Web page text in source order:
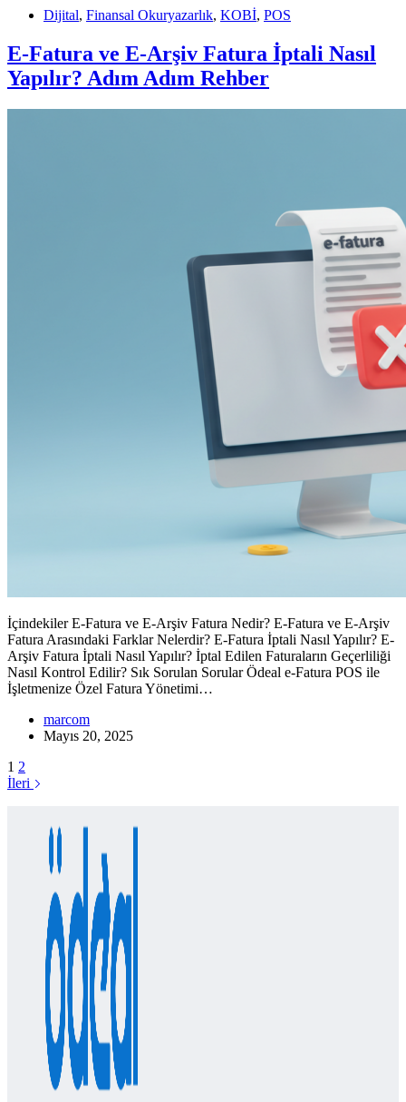
Dijital, Finansal Okuryazarlık, KOBİ, POS
E-Fatura ve E-Arşiv Fatura İptali Nasıl
Yapılır? Adım Adım Rehber
İçindekiler E-Fatura ve E-Arşiv Fatura Nedir? E-Fatura ve E-Arşiv
Fatura Arasındaki Farklar Nelerdir? E-Fatura İptali Nasıl Yapılır? E-
Arşiv Fatura İptali Nasıl Yapılır? İptal Edilen Faturaların Geçerliliği
Nasıl Kontrol Edilir? Sık Sorulan Sorular Ödeal e-Fatura POS ile
İşletmenize Özel Fatura Yönetimi…
marcom
Mayıs 20, 2025
1 2
İleri